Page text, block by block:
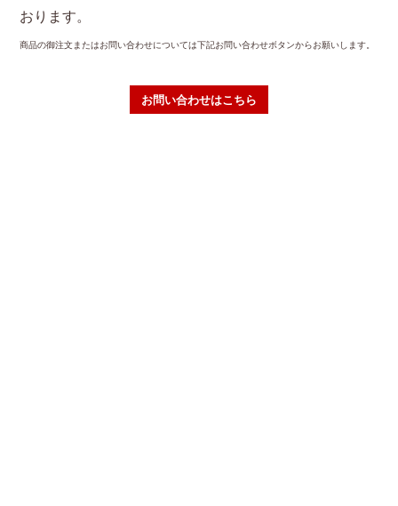
おります。
商品の御注文またはお問い合わせについては下記お問い合わせボタンからお願いします。
お問い合わせはこちら